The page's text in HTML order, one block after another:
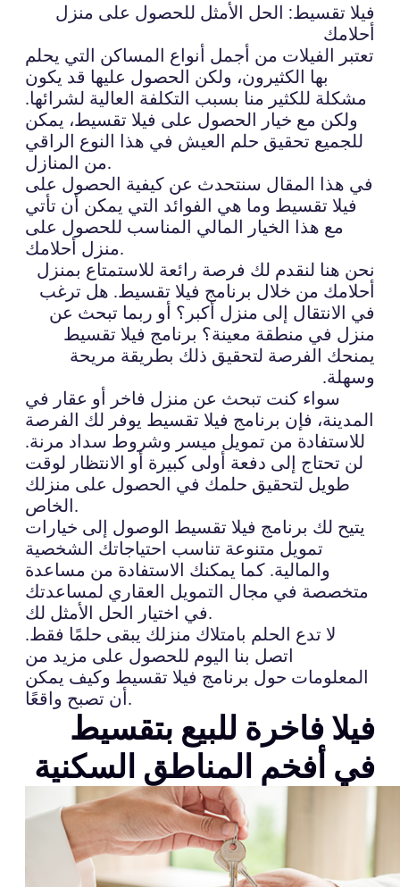
فيلا تقسيط: الحل الأمثل للحصول على منزل
أحلامك
تعتبر الفيلات من أجمل أنواع المساكن التي يحلم
بها الكثيرون، ولكن الحصول عليها قد يكون
مشكلة للكثير منا بسبب التكلفة العالية لشرائها.
ولكن مع خيار الحصول على فيلا تقسيط، يمكن
للجميع تحقيق حلم العيش في هذا النوع الراقي
من المنازل.
في هذا المقال سنتحدث عن كيفية الحصول على
فيلا تقسيط وما هي الفوائد التي يمكن أن تأتي
مع هذا الخيار المالي المناسب للحصول على
منزل أحلامك.
نحن هنا لنقدم لك فرصة رائعة للاستمتاع بمنزل
أحلامك من خلال برنامج فيلا تقسيط. هل ترغب
في الانتقال إلى منزل أكبر؟ أو ربما تبحث عن
منزل في منطقة معينة؟ برنامج فيلا تقسيط
يمنحك الفرصة لتحقيق ذلك بطريقة مريحة
وسهلة.
سواء كنت تبحث عن منزل فاخر أو عقار في
المدينة، فإن برنامج فيلا تقسيط يوفر لك الفرصة
للاستفادة من تمويل ميسر وشروط سداد مرنة.
لن تحتاج إلى دفعة أولى كبيرة أو الانتظار لوقت
طويل لتحقيق حلمك في الحصول على منزلك
الخاص.
يتيح لك برنامج فيلا تقسيط الوصول إلى خيارات
تمويل متنوعة تناسب احتياجاتك الشخصية
والمالية. كما يمكنك الاستفادة من مساعدة
متخصصة في مجال التمويل العقاري لمساعدتك
في اختيار الحل الأمثل لك.
لا تدع الحلم بامتلاك منزلك يبقى حلمًا فقط.
اتصل بنا اليوم للحصول على مزيد من
المعلومات حول برنامج فيلا تقسيط وكيف يمكن
أن تصبح واقعًا.
فيلا فاخرة للبيع بتقسيط
في أفخم المناطق السكنية